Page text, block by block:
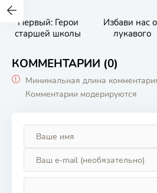
Первый: Герои
старшей школы
Избави нас
лукавого
КОММЕНТАРИИ (0)
Минимальная длина
Комментарии модерируются